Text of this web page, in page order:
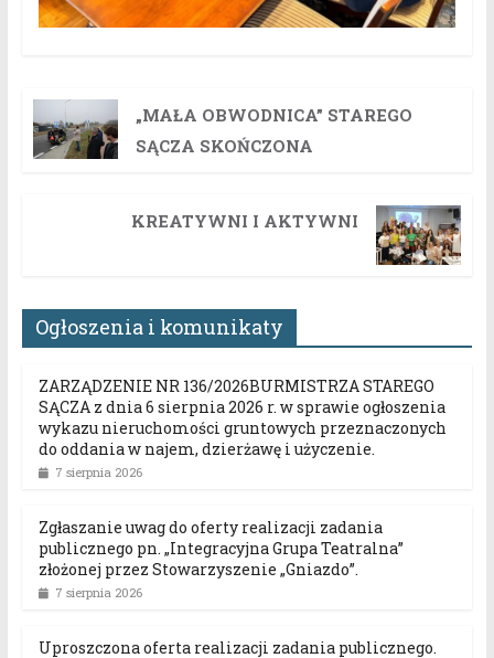
„MAŁA OBWODNICA” STAREGO
SĄCZA SKOŃCZONA
KREATYWNI I AKTYWNI
Ogłoszenia i komunikaty
ZARZĄDZENIE NR 136/2026BURMISTRZA STAREGO
SĄCZA z dnia 6 sierpnia 2026 r. w sprawie ogłoszenia
wykazu nieruchomości gruntowych przeznaczonych
do oddania w najem, dzierżawę i użyczenie.
7 sierpnia 2026
Zgłaszanie uwag do oferty realizacji zadania
publicznego pn. „Integracyjna Grupa Teatralna”
złożonej przez Stowarzyszenie „Gniazdo”.
7 sierpnia 2026
Uproszczona oferta realizacji zadania publicznego.